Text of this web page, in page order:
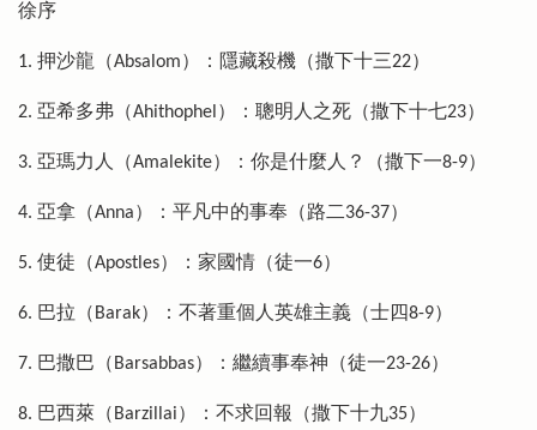
徐序
1. 押沙龍（Absalom）：隱藏殺機（撒下十三22）
2. 亞希多弗（Ahithophel）：聰明人之死（撒下十七23）
3. 亞瑪力人（Amalekite）：你是什麼人？（撒下一8-9）
4. 亞拿（Anna）：平凡中的事奉（路二36-37）
5. 使徒（Apostles）：家國情（徒一6）
6. 巴拉（Barak）：不著重個人英雄主義（士四8-9）
7. 巴撒巴（Barsabbas）：繼續事奉神（徒一23-26）
8. 巴西萊（Barzillai）：不求回報（撒下十九35）